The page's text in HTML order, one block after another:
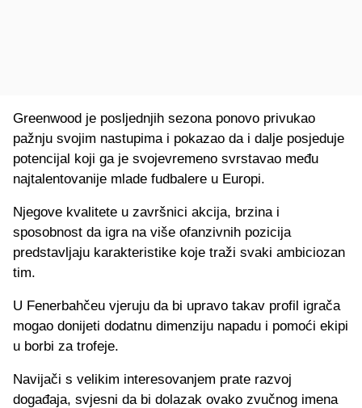
Greenwood je posljednjih sezona ponovo privukao
pažnju svojim nastupima i pokazao da i dalje posjeduje
potencijal koji ga je svojevremeno svrstavao među
najtalentovanije mlade fudbalere u Europi.
Njegove kvalitete u završnici akcija, brzina i
sposobnost da igra na više ofanzivnih pozicija
predstavljaju karakteristike koje traži svaki ambiciozan
tim.
U Fenerbahčeu vjeruju da bi upravo takav profil igrača
mogao donijeti dodatnu dimenziju napadu i pomoći ekipi
u borbi za trofeje.
Navijači s velikim interesovanjem prate razvoj
događaja, svjesni da bi dolazak ovako zvučnog imena